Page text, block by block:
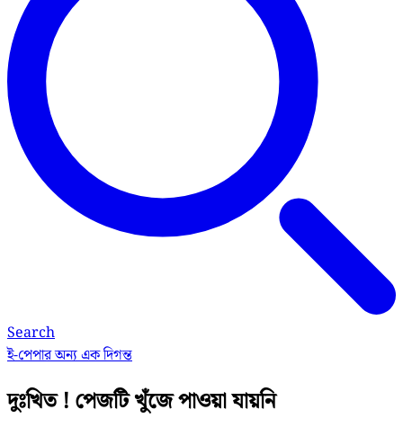
Search
ই-পেপারঅন্য এক দিগন্ত
দুঃখিত ! পেজটি খুঁজে পাওয়া যায়নি